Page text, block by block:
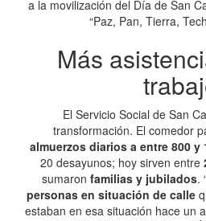
a la movilización del Día de San
“Paz, Pan, Tierra,
Más
El Servicio Social de San
transformación. El comedor
almuerzos diarios a entre 800 y
20 desayunos; hoy sirven entre
sumaron familias y jubilados.
personas en situación de calle
estaban en esa situación hace un